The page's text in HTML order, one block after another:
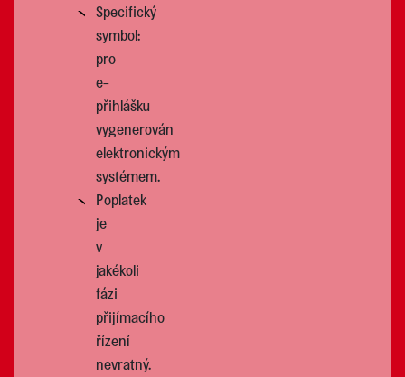
Specifický
symbol:
pro
e-
přihlášku
vygenerován
elektronickým
systémem.
Poplatek
je
v
jakékoli
fázi
přijímacího
řízení
nevratný.